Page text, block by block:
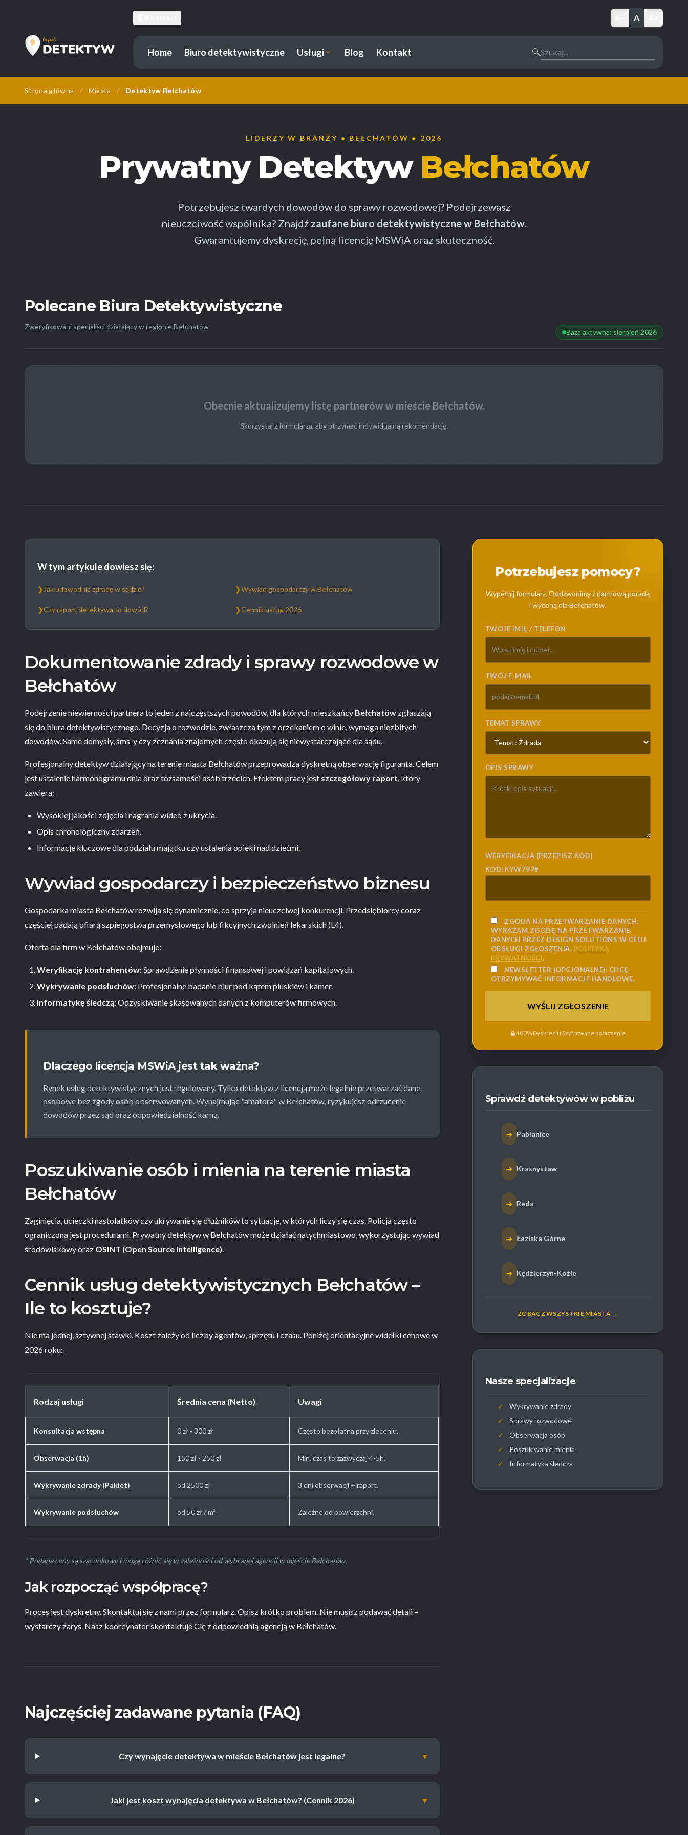
A
Home Biuro detektywistyczne Usługi Blog Kontakt
Szukaj...
Strona główna / Miasta / Detektyw Bełchatów
LIDERZY W BRANŻY • BEŁCHATÓW • 2026
Prywatny Detektyw Bełchatów
Potrzebujesz twardych dowodów do sprawy rozwodowej? Podejrzewasz
nieuczciwość wspólnika? Znajdź zaufane biuro detektywistyczne w Bełchatów.
Gwarantujemy dyskrecję, pełną licencję MSWiA oraz skuteczność.
Polecane Biura Detektywistyczne
Zweryfikowani specjaliści działający w regionie Bełchatów
Baza aktywna: sierpień 2026
Obecnie aktualizujemy listę partnerów w mieście Bełchatów.
Skorzystaj z formularza, aby otrzymać indywidualną rekomendację.
W tym artykule dowiesz się:
❯ Jak udowodnić zdradę w sądzie? ❯Wywiad gospodarczy w Bełchatów
❯Czy raport detektywa to dowód? ❯Cennik usług 2026
Dokumentowanie zdrady i sprawy rozwodowe w
Bełchatów
Podejrzenie niewierności partnera to jeden z najczęstszych powodów, dla których mieszkańcy Bełchatów zgłaszają
się do biura detektywistycznego. Decyzja o rozwodzie, zwłaszcza tym z orzekaniem o winie, wymaga niezbitych
dowodów. Same domysły, sms-y czy zeznania znajomych często okazują się niewystarczające dla sądu.
Profesjonalny detektyw działający na terenie miasta Bełchatów przeprowadza dyskretną obserwację figuranta. Celem
jest ustalenie harmonogramu dnia oraz tożsamości osób trzecich. Efektem pracy jest szczegółowy raport, który
zawiera:
Wysokiej jakości zdjęcia i nagrania wideo z ukrycia.
Opis chronologiczny zdarzeń.
Informacje kluczowe dla podziału majątku czy ustalenia opieki nad dziećmi.
Wywiad gospodarczy i bezpieczeństwo biznesu
Gospodarka miasta Bełchatów rozwija się dynamicznie, co sprzyja nieuczciwej konkurencji. Przedsiębiorcy coraz
częściej padają ofiarą szpiegostwa przemysłowego lub fikcyjnych zwolnień lekarskich (L4).
Oferta dla firm w Bełchatów obejmuje:
Weryfikację kontrahentów:Sprawdzenie płynności finansowej i powiązań kapitałowych.
Wykrywanie podsłuchów: Profesjonalne badanie biur pod kątem pluskiew i kamer.
Informatykę śledczą:Odzyskiwanie skasowanych danych z komputerów firmowych.
Dlaczego licencja MSWiA jest tak ważna?
Rynek usług detektywistycznych jest regulowany. Tylko detektyw z licencją może legalnie przetwarzać dane
osobowe bez zgody osób obserwowanych. Wynajmując "amatora" w Bełchatów, ryzykujesz odrzucenie
dowodów przez sąd oraz odpowiedzialność karną.
Poszukiwanie osób i mienia na terenie miasta
Bełchatów
Zaginięcia, ucieczki nastolatków czy ukrywanie się dłużników to sytuacje, w których liczy się czas. Policja często
ograniczona jest procedurami. Prywatny detektyw w Bełchatów może działać natychmiastowo, wykorzystując wywiad
środowiskowy oraz OSINT (Open Source Intelligence).
Cennik usług detektywistycznych Bełchatów –
Ile to kosztuje?
Nie ma jednej, sztywnej stawki. Koszt zależy od liczby agentów, sprzętu i czasu. Poniżej orientacyjne widełki cenowe w
2026 roku:
Rodzaj usługi Średnia cena (Netto) Uwagi
Konsultacja wstępna 0 zł - 300 zł Często bezpłatna przy zleceniu.
Obserwacja (1h) 150 zł - 250 zł Min. czas to zazwyczaj 4-5h.
Wykrywanie zdrady (Pakiet) od 2500 zł 3 dni obserwacji + raport.
Wykrywanie podsłuchów od 50 zł / m² Zależne od powierzchni.
* Podane ceny są szacunkowe i mogą różnić się w zależności od wybranej agencji w mieście Bełchatów.
Jak rozpocząć współpracę?
Proces jest dyskretny. Skontaktuj się z nami przez formularz. Opisz krótko problem. Nie musisz podawać detali –
wystarczy zarys. Nasz koordynator skontaktuje Cię z odpowiednią agencją w Bełchatów.
Najczęściej zadawane pytania (FAQ)
Czy wynajęcie detektywa w mieście Bełchatów jest legalne? ▼
Jaki jest koszt wynajęcia detektywa w Bełchatów? (Cennik 2026) ▼
Potrzebujesz pomocy?
Wypełnij formularz. Oddzwonimy z darmową poradą
i wyceną dla Bełchatów.
TWOJE IMIĘ / TELEFON
TWÓJ E-MAIL
TEMAT SPRAWY
OPIS SPRAWY
WERYFIKACJA (PRZEPISZ KOD)
KOD: KYW797#
ZGODA NA PRZETWARZANIE DANYCH:
WYRAŻAM ZGODĘ NA PRZETWARZANIE
DANYCH PRZEZ DESIGN SOLUTIONS W CELU
OBSŁUGI ZGŁOSZENIA. POLITYKA
PRYWATNOŚCI.
NEWSLETTER (OPCJONALNE): CHCĘ
OTRZYMYWAĆ INFORMACJE HANDLOWE.
100% Dyskrecji i Szyfrowane połączenie
Sprawdź detektywów w pobliżu
➜ Pabianice
➜ Krasnystaw
➜ Reda
➜ Łaziska Górne
➜ Kędzierzyn-Koźle
ZOBACZ WSZYSTKIE MIASTA →
Nasze specjalizacje
✓
Wykrywanie zdrady
✓
Sprawy rozwodowe
✓
Obserwacja osób
✓
Poszukiwanie mienia
✓
Informatyka śledcza